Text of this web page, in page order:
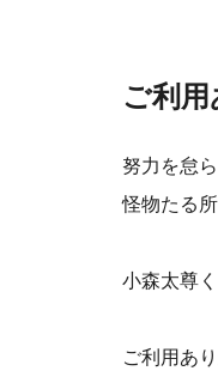
ご利
努力を怠
怪物たる
小森太尊く
ご利用あ